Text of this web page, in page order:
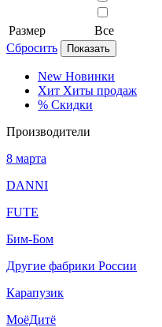
Размер
Все
Сбросить
Показать
New Новинки
Хит Хиты продаж
% Скидки
Производители
8 марта
DANNI
FUTE
Бим-Бом
Другие фабрики России
Карапузик
МоёДитё